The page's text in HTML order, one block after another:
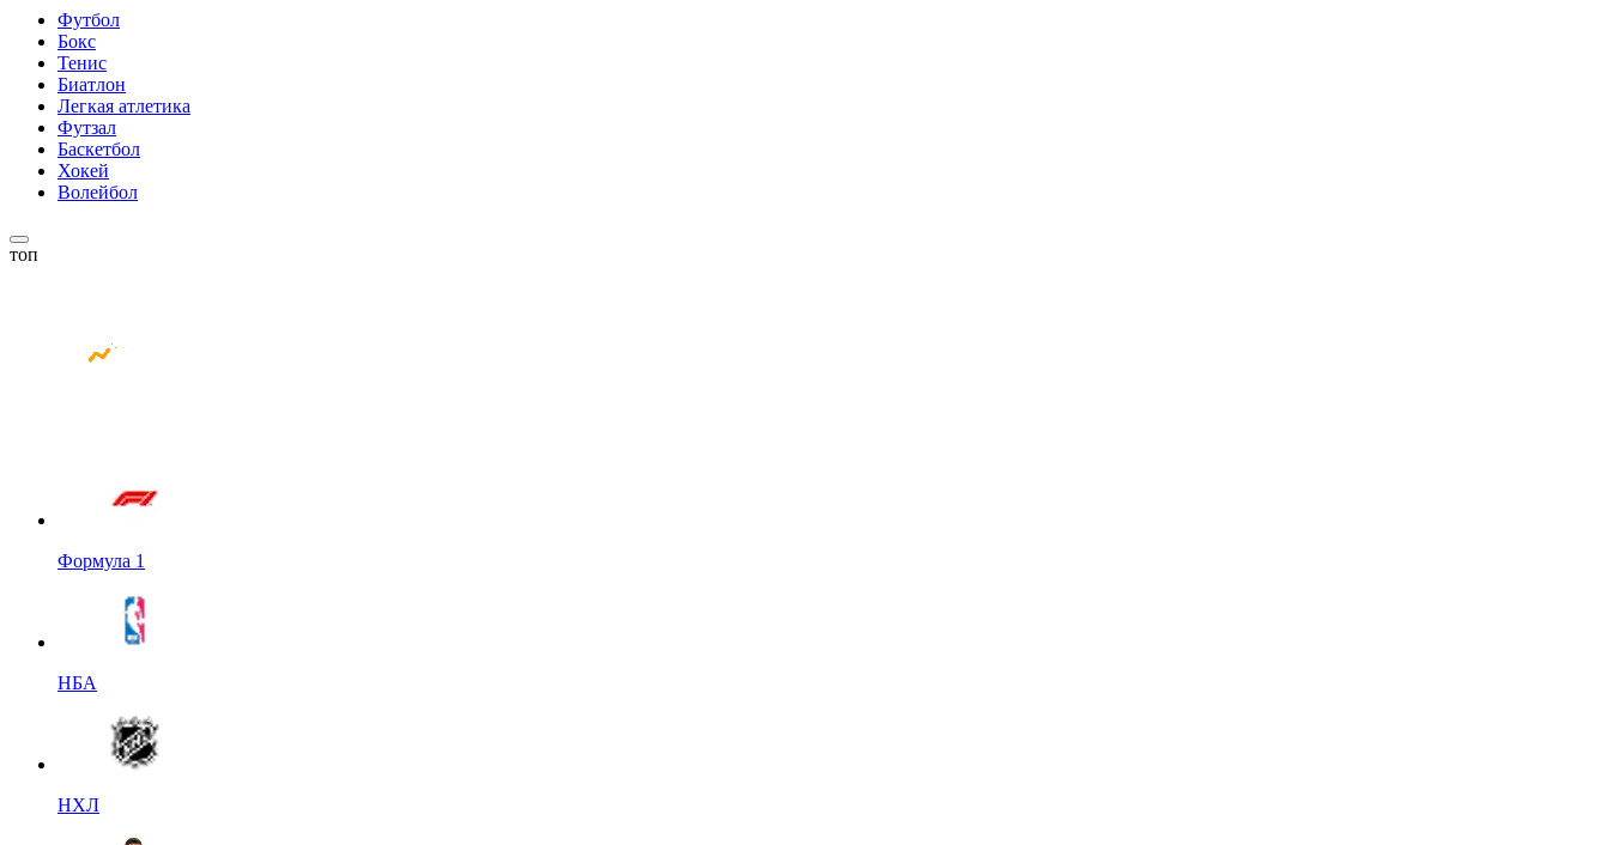
Футбол
Бокс
Тенис
Биатлон
Легкая атлетика
Футзал
Баскетбол
Хокей
Волейбол
топ
Формула 1
НБА
НХЛ